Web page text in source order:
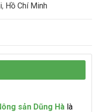
, Hồ Chí Minh
sản Dũng Hà là